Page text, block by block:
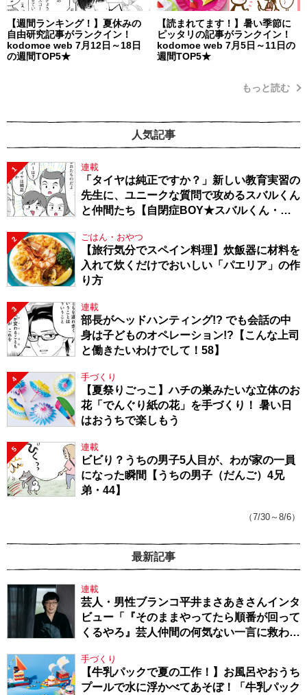
【週間ランキング！】夏休みの
自由研究記事がランクイン！
kodomoe web 7月12日～18日
の週間TOP5★
【読まれてます！】暑い季節に
ピッタリの記事がランクイン！
kodomoe web 7月5日～11日の
週間TOP5★
もっと読む
人気記事
1 連載
「タイヤは純正ですか？」新しい教育実習の
先生に、ユニークな質問で攻めるスバルくん
と仲間たち【自閉症BOY★スバルくん・
2 ごはん・おやつ
【旅行気分でスペイン料理】炊飯器に材料を
入れて炊くだけでおいしい「パエリア」の作
り方
3 連載
部長がヘッドハンティング!? でも会話の中
身は子どものオペレーション!?【こんな上司
と働きたいわけでして！58】
4 手づくり
【夏祭りごっこ】ハチの巣みたいな立体のお
花「でんぐり紙の花」を手づくり！ 暑い日
はおうちで楽しもう
5 連載
ビビり？うちの男子5人目が、わが家の一員
になった瞬間【うちの男子（だんご）4兄
弟・44】
（7/30～8/6）
最新記事
連載
芸人・男性ブランコ平井まさあきさんインタ
ビュー「『そのままやってたら順番が回って
くるやろ』芸人仲間の何気ない一言に救われ
手づくり
【牛乳パックで夏の工作！】お風呂やおうち
プールで水に浮かべてあそぼ！「牛乳パック